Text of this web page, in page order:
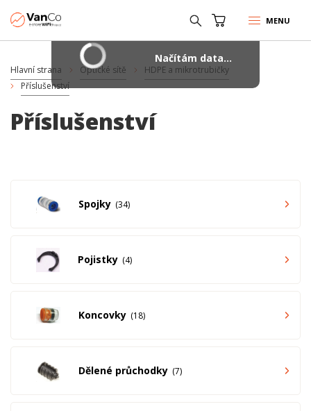
MENU
Hlavní strana Optické sítě
HDPE a mikrotrubičky
Příslušenství
Příslušenství
Spojky 34
Pojistky 4
Koncovky 18
Dělené průchodky 7
Načítám data...